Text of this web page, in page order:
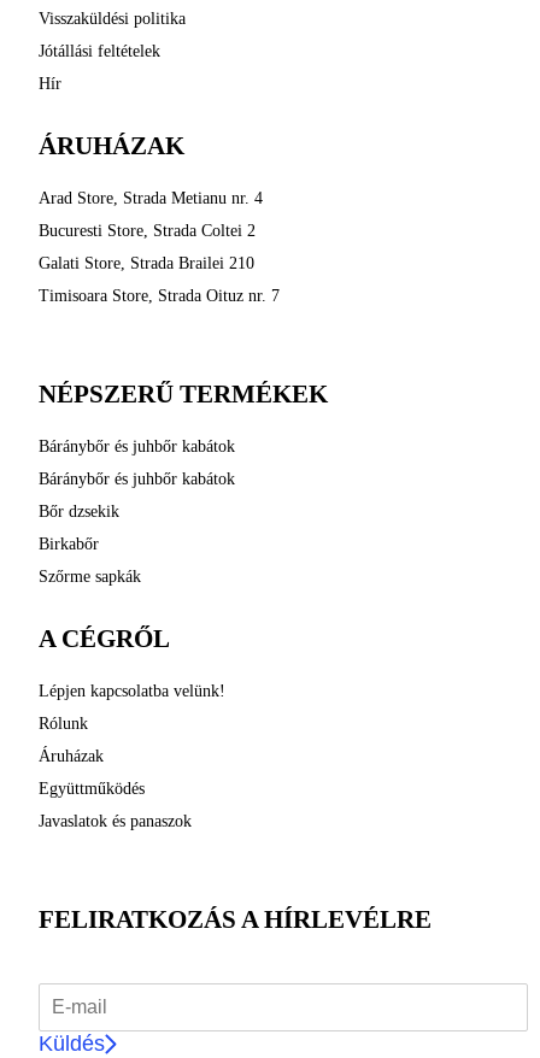
Visszaküldési politika
Jótállási feltételek
Hír
ÁRUHÁZAK
Arad Store, Strada Metianu nr. 4
Bucuresti Store, Strada Coltei 2
Galati Store, Strada Brailei 210
Timisoara Store, Strada Oituz nr. 7
NÉPSZERŰ TERMÉKEK
Báránybőr és juhbőr kabátok
Báránybőr és juhbőr kabátok
Bőr dzsekik
Birkabőr
Szőrme sapkák
A CÉGRŐL
Lépjen kapcsolatba velünk!
Rólunk
Áruházak
Együttműködés
Javaslatok és panaszok
FELIRATKOZÁS A HÍRLEVÉLRE
Küldés